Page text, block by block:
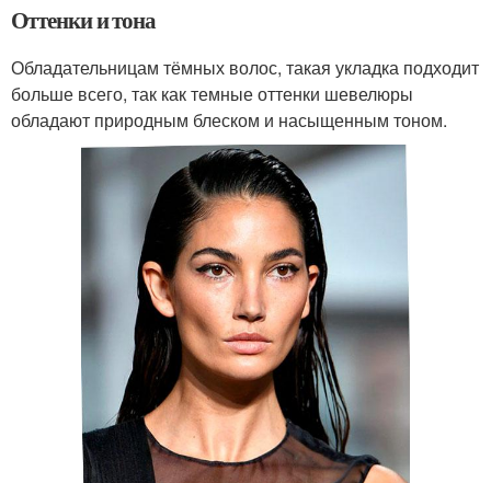
Оттенки и тона
Обладательницам тёмных волос, такая укладка подходит
больше всего, так как темные оттенки шевелюры
обладают природным блеском и насыщенным тоном.